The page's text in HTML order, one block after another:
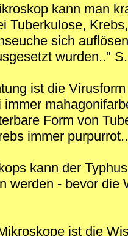
kann man
Tuberkulose,
sich
wurden.."
ist die
Form von
immer
kann der
werden - bevor die
ist die